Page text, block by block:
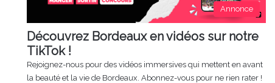
Annonce
Découvrez Bordeaux en vidéos sur notre
TikTok !
Rejoignez-nous pour des vidéos immersives qui mettent en avant
la beauté et la vie de Bordeaux. Abonnez-vous pour ne rien rater !